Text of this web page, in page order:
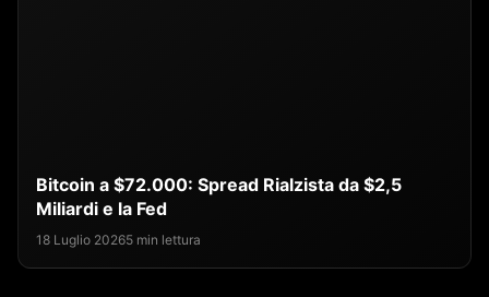
Bitcoin a $72.000: Spread Rialzista da $2,5
Miliardi e la Fed
18 Luglio 20265 min lettura